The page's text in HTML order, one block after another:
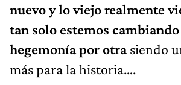
nuevo y lo viejo realmente
tan solo estemos
hegemonía por otrasiendo
más para la historia….